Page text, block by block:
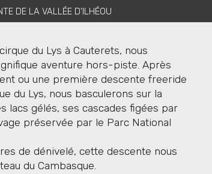
vous aurez choisi.
sécurité avalanche par personne (DVA, Pelle,
besoin et en fonction des itinéraires et
à prévoir
rendent l'activité beaucoup plus facile (si
au patin).
d'environ 30 litres avec de l'eau, quelques
votre casque de ski c'est idéal.
DE LA VALLÉE D'ILHÉOU
du Lys à Cauterets, nous
aventure hors-piste. Après
ou une première descente freeride
du Lys, nous basculerons sur la
lacs gélés, ses cascades figées par
préservée par le Parc National
de dénivelé, cette descente nous
du Cambasque.